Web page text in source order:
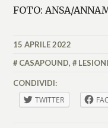
FOTO: ANSA/
MICAELA
15 APRILE 2022
CASAPOUND,
CONDIVIDI:
TWITTER